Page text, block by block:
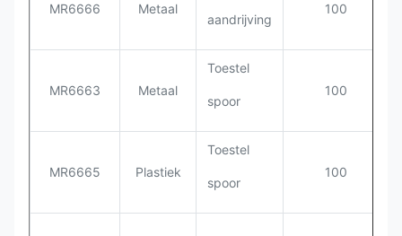
MR6666 Metaal
aandrijving
100
MR6663 Metaal
Toestel
spoor
100
MR6665 Plastiek
Toestel
spoor
100